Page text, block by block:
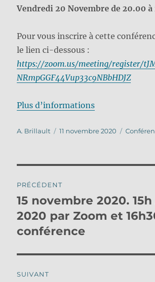
Vendredi 20 Novembre de 20.00 à
Pour vous inscrire à cette
le lien ci-dessous :
https://zoom.us/meeting/register/
NRmpGGF44Vup33c9NBbHDJZ
Plus d’informations
Auteur
A. Brillault
Publié
11 novembre 2020
de
l’article
PRÉCÉDENT
Publication
précédente :
15 novembre 2020. 15h
2020 par Zoom et
conférence
SUIVANT